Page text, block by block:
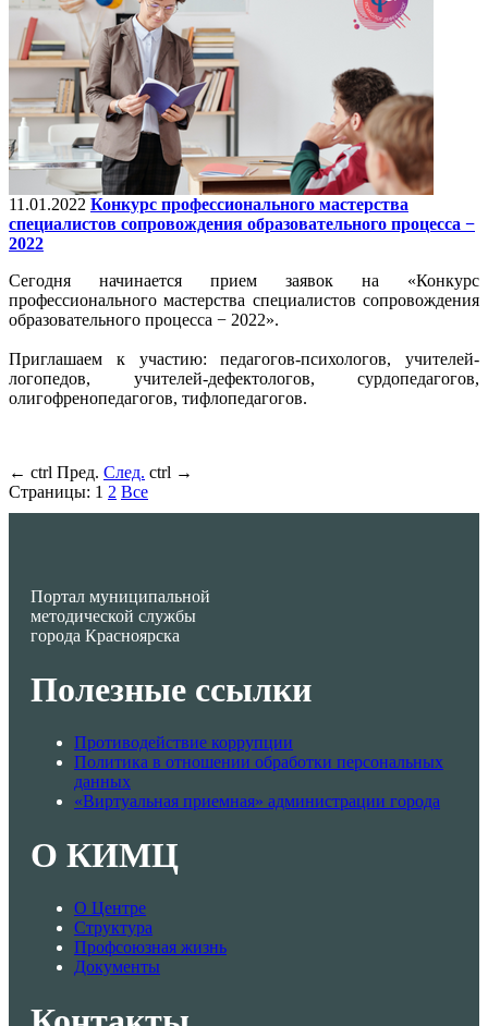
11.01.2022 Конкурс профессионального мастерства
специалистов сопровождения образовательного процесса −
2022
Сегодня начинается прием заявок на «Конкурс
профессионального мастерства специалистов сопровождения
образовательного процесса − 2022».
Приглашаем к участию: педагогов-психологов, учителей-
логопедов, учителей-дефектологов, сурдопедагогов,
олигофренопедагогов, тифлопедагогов.
← ctrl Пред. След. ctrl →
Страницы: 1 2 Все
Портал муниципальной
методической службы
города Красноярска
Полезные ссылки
Противодействие коррупции
Политика в отношении обработки персональных
данных
«Виртуальная приемная» администрации города
О КИМЦ
О Центре
Структура
Профсоюзная жизнь
Документы